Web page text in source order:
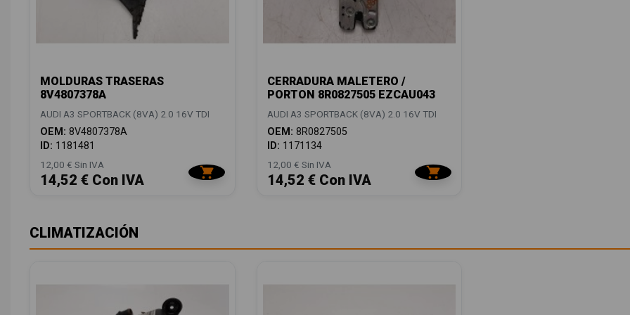
MOLDURAS TRASERAS
8V4807378A
AUDI A3 SPORTBACK (8VA) 2.0 16V TDI
OEM: 8V4807378A
ID: 1181481
12,00 € Sin IVA
14,52 € Con IVA
CERRADURA MALETERO /
PORTON 8R0827505 EZCAU043
AUDI A3 SPORTBACK (8VA) 2.0 16V TDI
OEM: 8R0827505
ID: 1171134
12,00 € Sin IVA
14,52 € Con IVA
CLIMATIZACIÓN